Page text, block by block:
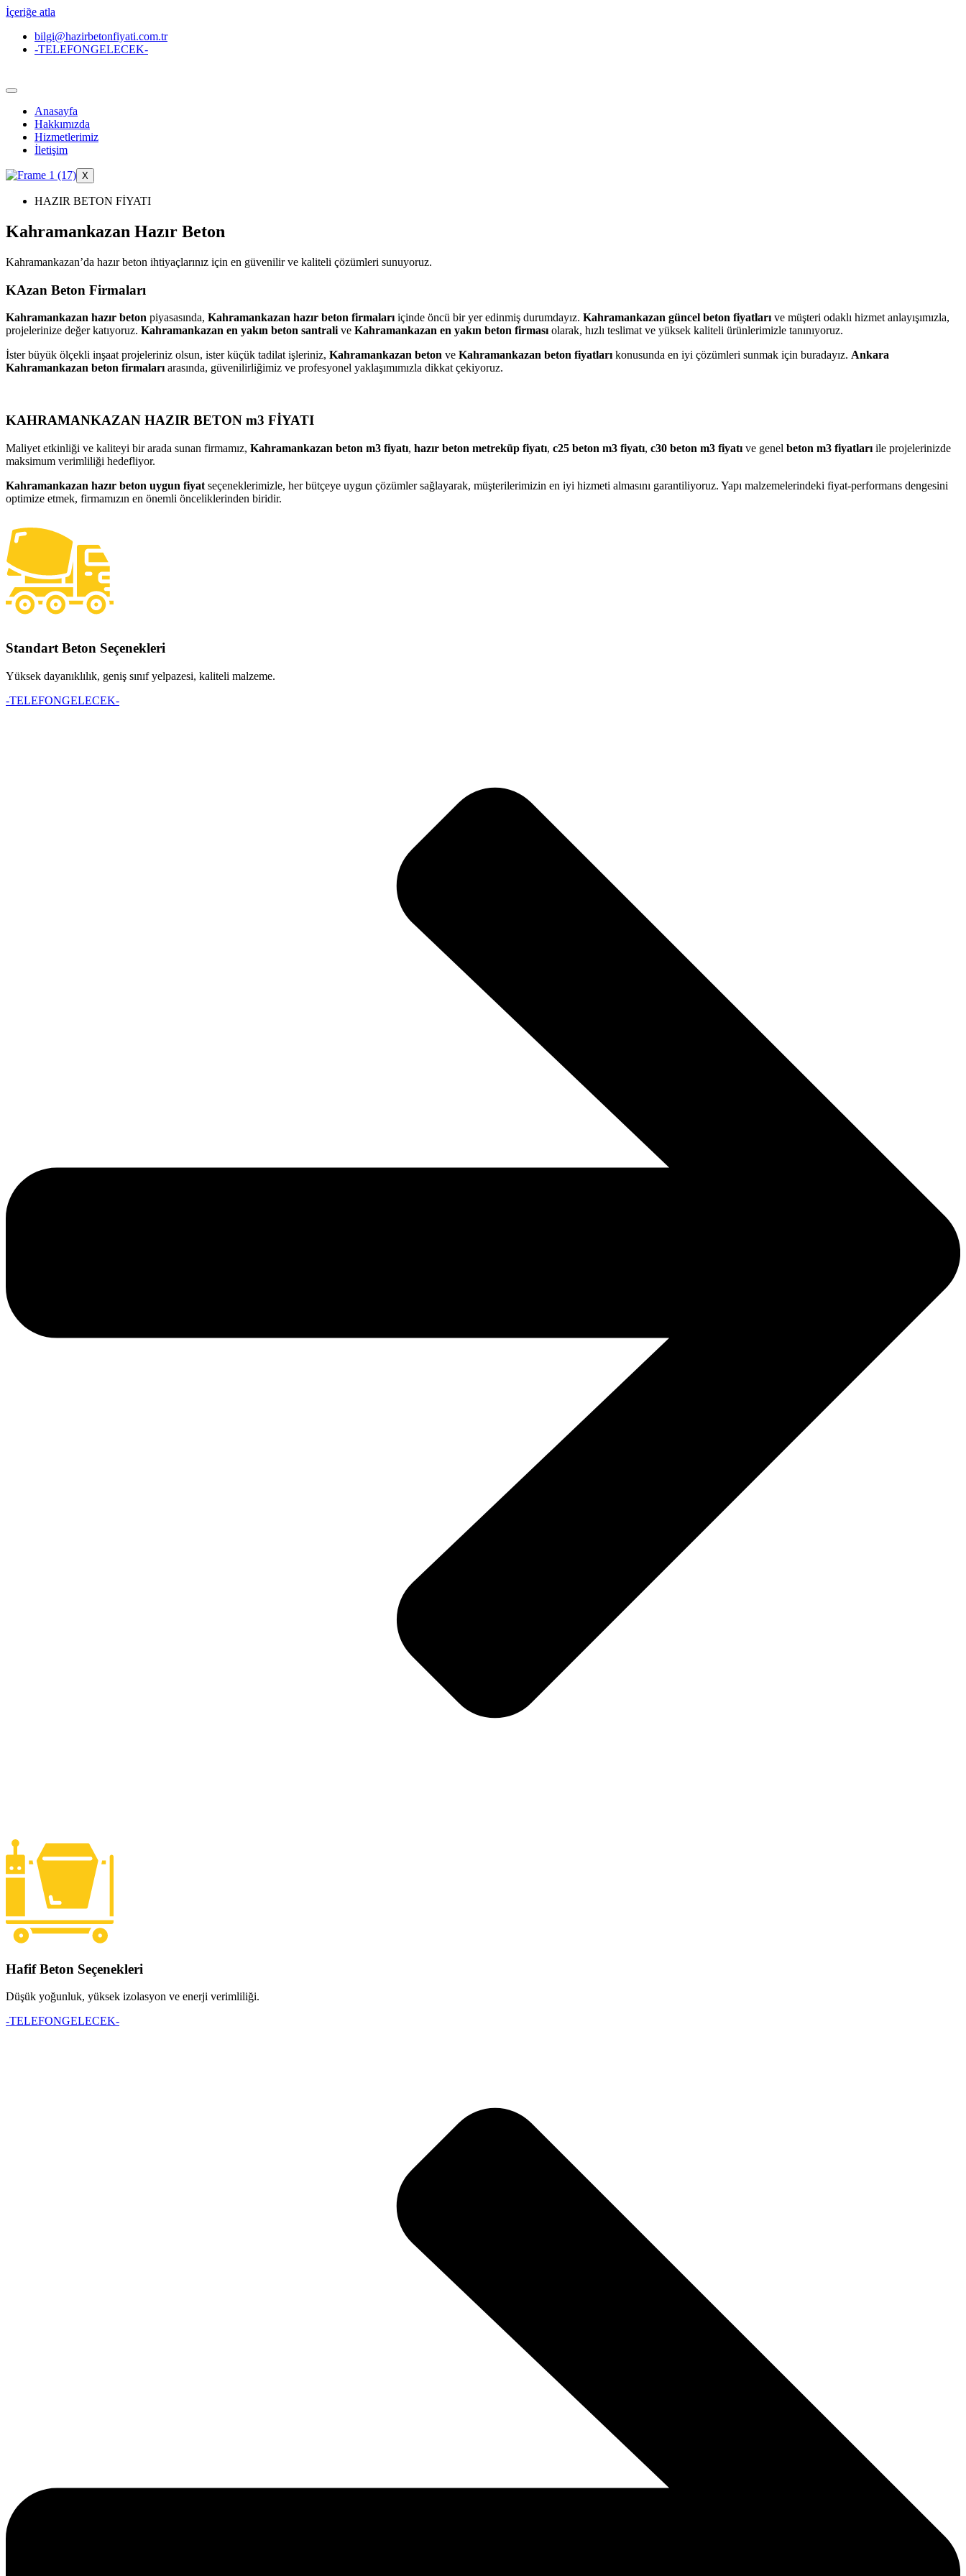
İçeriğe atla
bilgi@hazirbetonfiyati.com.tr
-TELEFONGELECEK-
Anasayfa
Hakkımızda
Hizmetlerimiz
İletişim
X
HAZIR BETON FİYATI
Kahramankazan Hazır Beton
Kahramankazan’da hazır beton ihtiyaçlarınız için en güvenilir ve kaliteli çözümleri sunuyoruz.
KAzan Beton Firmaları
Kahramankazan hazır beton piyasasında, Kahramankazan hazır beton firmaları içinde öncü bir yer edinmiş durumdayız. Kahramankazan güncel beton fiyatları ve müşteri odaklı hizmet anlayışımızla,
projelerinize değer katıyoruz. Kahramankazan en yakın beton santrali ve Kahramankazan en yakın beton firması olarak, hızlı teslimat ve yüksek kaliteli ürünlerimizle tanınıyoruz.
İster büyük ölçekli inşaat projeleriniz olsun, ister küçük tadilat işleriniz, Kahramankazan beton ve Kahramankazan beton fiyatları konusunda en iyi çözümleri sunmak için buradayız. Ankara
Kahramankazan beton firmaları arasında, güvenilirliğimiz ve profesyonel yaklaşımımızla dikkat çekiyoruz.
KAHRAMANKAZAN HAZIR BETON m3 FİYATI
Maliyet etkinliği ve kaliteyi bir arada sunan firmamız, Kahramankazan beton m3 fiyatı, hazır beton metreküp fiyatı, c25 beton m3 fiyatı, c30 beton m3 fiyatı ve genel beton m3 fiyatları ile projelerinizde
maksimum verimliliği hedefliyor.
Kahramankazan hazır beton uygun fiyat seçeneklerimizle, her bütçeye uygun çözümler sağlayarak, müşterilerimizin en iyi hizmeti almasını garantiliyoruz. Yapı malzemelerindeki fiyat-performans dengesini
optimize etmek, firmamızın en önemli önceliklerinden biridir.
Standart Beton Seçenekleri
Yüksek dayanıklılık, geniş sınıf yelpazesi, kaliteli malzeme.
-TELEFONGELECEK-
Hafif Beton Seçenekleri
Düşük yoğunluk, yüksek izolasyon ve enerji verimliliği.
-TELEFONGELECEK-